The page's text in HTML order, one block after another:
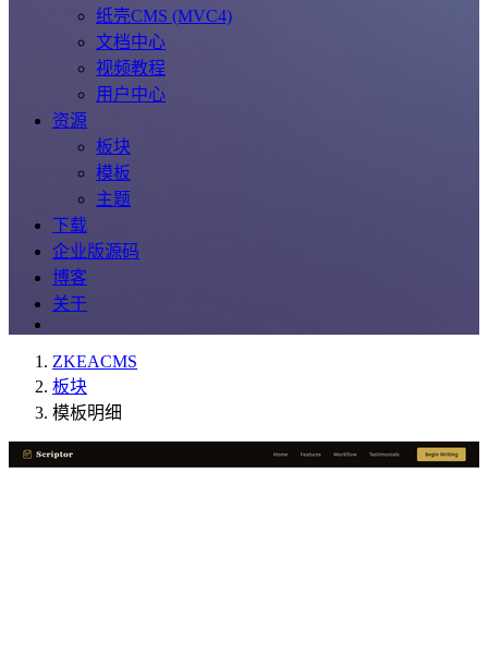
纸壳CMS (MVC4)
文档中心
视频教程
用户中心
资源
板块
模板
主题
下载
企业版源码
博客
关于
ZKEACMS
板块
模板明细